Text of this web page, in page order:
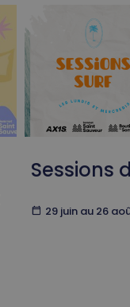
Sessions
calendar_today 29 juin au 26